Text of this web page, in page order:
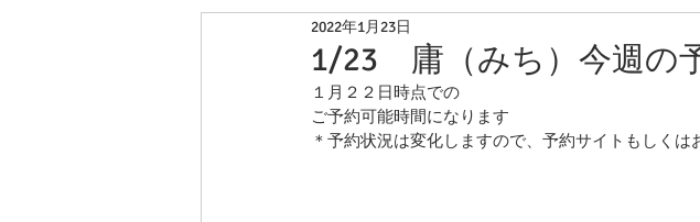
転換するために必要な５つのスキル
セルフ整体・運動教室
1/23 庸（みち）今週の
2022年1月23日
１月２２日時点での
ご予約可能時間になります
＊予約状況は変化しますので、予約サイトもしく